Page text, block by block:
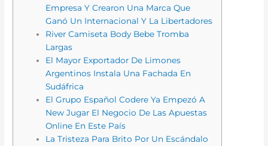
Empresa Y Crearon Una Marca Que
Ganó Un Internacional Y La Libertadores
River Camiseta Body Bebe Tromba
Largas
El Mayor Exportador De Limones
Argentinos Instala Una Fachada En
Sudáfrica
El Grupo Español Codere Ya Empezó A
New Jugar El Negocio De Las Apuestas
Online En Este País
La Tristeza Para Brito Por Un Escándalo